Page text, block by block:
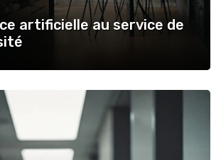
artificielle au service de